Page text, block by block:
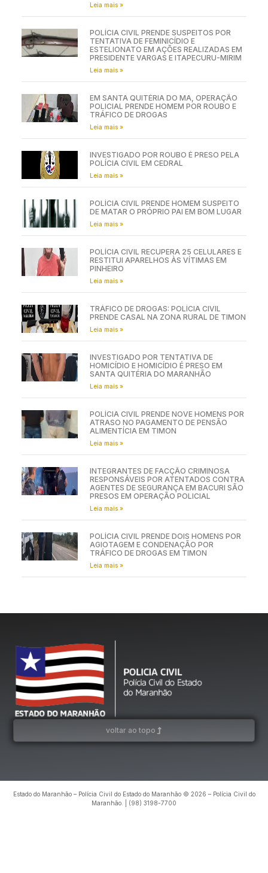
Leia mais »
POLÍCIA CIVIL PRENDE SUSPEITOS POR
TENTATIVA DE FEMINICÍDIO E
ESTELIONATO EM AÇÕES REALIZADAS EM
PRESIDENTE VARGAS E ITAPECURU-MIRIM
Leia mais »
EM SANTA QUITÉRIA DO MA, OPERAÇÃO
POLICIAL PRENDE HOMEM POR ROUBO E
TRÁFICO DE DROGAS
Leia mais »
INVESTIGADO POR ROUBO É PRESO PELA
POLÍCIA CIVIL EM CEDRAL
Leia mais »
POLÍCIA CIVIL PRENDE HOMEM SUSPEITO
DE MATAR O PRÓPRIO PAI EM BOM LUGAR
Leia mais »
POLÍCIA CIVIL RECUPERA 25 CELULARES E
RESTITUI APARELHOS ÀS VÍTIMAS EM
PINHEIRO
Leia mais »
TRÁFICO DE DROGAS: POLÍCIA CIVIL
PRENDE CASAL NA ZONA RURAL DE TIMON
Leia mais »
INVESTIGADO POR TENTATIVA DE
HOMICÍDIO E HOMICÍDIO É PRESO EM
SANTA QUITÉRIA DO MARANHÃO
Leia mais »
POLÍCIA CIVIL PRENDE NOVE HOMENS POR
ATRASO NO PAGAMENTO DE PENSÃO
ALIMENTÍCIA EM TIMON
Leia mais »
INTEGRANTES DE FACÇÃO CRIMINOSA
RESPONSÁVEIS POR ATENTADOS CONTRA
AGENTES DE SEGURANÇA EM BACURI SÃO
PRESOS EM OPERAÇÃO POLICIAL
Leia mais »
POLÍCIA CIVIL PRENDE DOIS HOMENS POR
AGIOTAGEM E CONDENAÇÃO POR
TRÁFICO DE DROGAS EM TIMON
Leia mais »
voltar ao topo
Estado do Maranhão – Polícia Civil do Estado do Maranhão © 2026 – Polícia Civil do
Maranhão. | (98) 3198-7700